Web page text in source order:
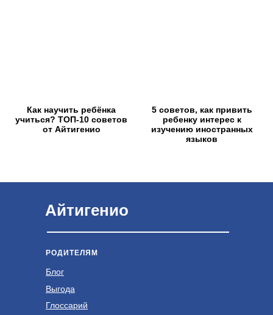
Как научить ребёнка
учиться? ТОП-10 советов
от Айтигенио
5 советов, как привить
ребенку интерес к
изучению иностранных
языков
РОДИТЕЛЯМ
Айтигенио
Глоссарий
Выгода
Блог